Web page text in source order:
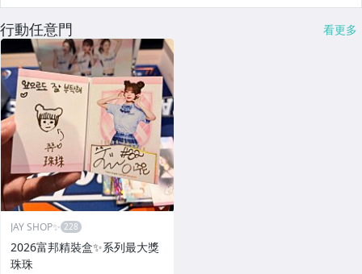
行動任意門 看更多
JAY SHOP✨
2026富邦精裝盒✨系列最大獎
珠珠